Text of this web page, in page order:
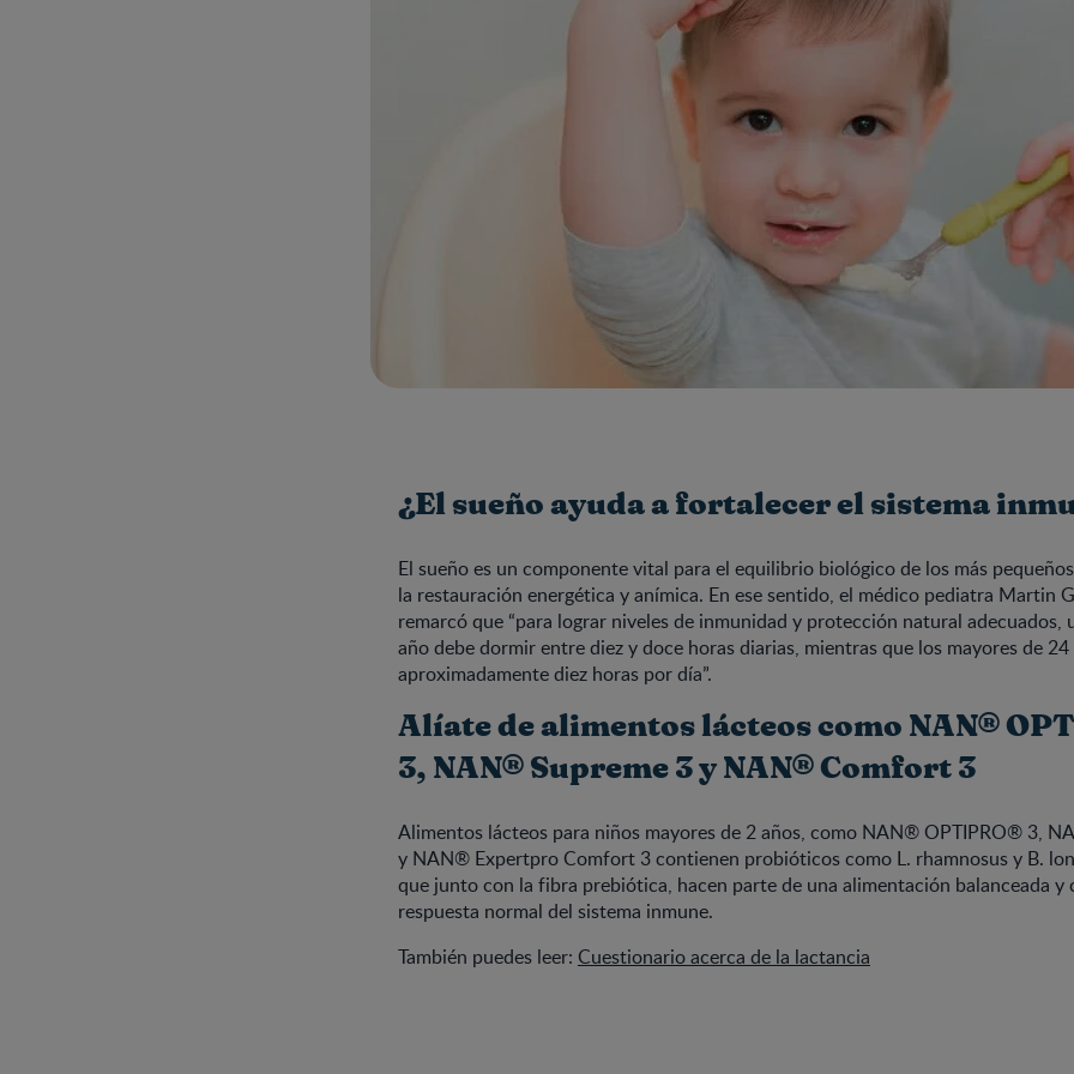
¿El sueño ayuda a fortalecer el sistema
El sueño es un componente vital para el equilibrio biológico de los más
la restauración energética y anímica. En ese sentido, el médico pediatra Martin
remarcó que “para lograr niveles de inmunidad y protección natural adecuados,
año debe dormir entre diez y doce horas diarias, mientras que los mayores de 24
aproximadamente diez horas por día”.
Alíate de alimentos lácteos como NAN®
3, NAN® Supreme 3 y NAN® Comfort 3
Alimentos lácteos para niños mayores de 2 años, como NAN® OPTIPRO® 3,
y NAN® Expertpro Comfort 3 contienen probióticos como L. rhamnosus y B.
que junto con la fibra prebiótica, hacen parte de una alimentación balanceada y
respuesta normal del sistema inmune.
También puedes leer: Cuestionario acerca de la lactancia